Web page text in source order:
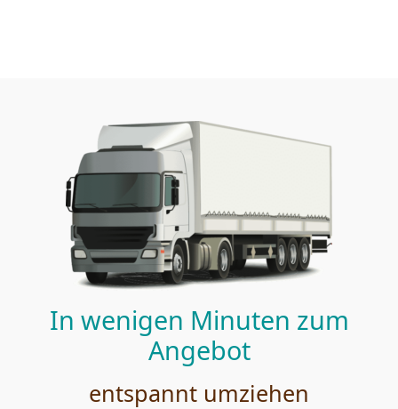
In wenigen Minuten zum
Angebot
entspannt umziehen